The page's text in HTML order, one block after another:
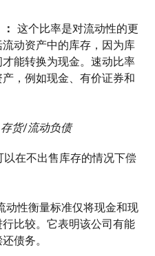
这个比率是对流动性的更
动资产中的库存，因为库
能转换为现金。速动比率
，例如现金、有价证券和
货/流动负债
在不出售库存的情况下偿
动性衡量标准仅将现金和现
比较。它表明该公司有能
债务。